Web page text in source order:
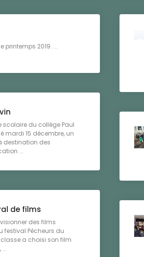
2019. ...
scolaire du collège Paul
mardi 15 décembre, un
destination des
...
de films
des films
Pêcheurs du
classe a choisi son film